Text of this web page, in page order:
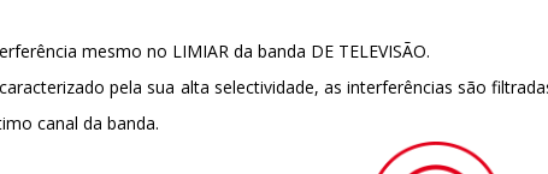
mesmo no LIMIAR da banda DE TELEVISÃO.
pela sua alta selectividade, as interferências são
canal da banda.